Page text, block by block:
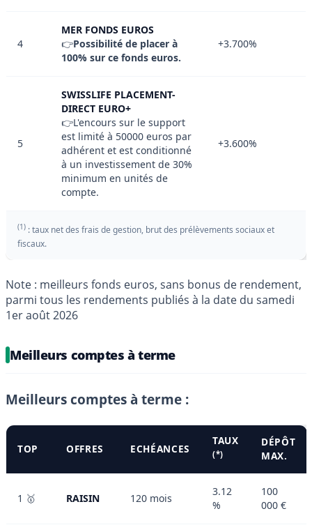
4
MER FONDS EUROS
👉Possibilité de placer à
100% sur ce fonds euros.
+3.700%
5
SWISSLIFE PLACEMENT-
DIRECT EURO+
👉L'encours sur le support
est limité à 50000 euros par
adhérent et est conditionné
à un investissement de 30%
minimum en unités de
compte.
+3.600%
(1) : taux net des frais de gestion, brut des prélèvements sociaux et
fiscaux.
Note : meilleurs fonds euros, sans bonus de rendement,
parmi tous les rendements publiés à la date du samedi
1er août 2026
Meilleurs comptes à terme
Meilleurs comptes à terme :
TOP OFFRES ECHÉANCES
TAUX
(*)
DÉPÔT
MAX.
1 🥇 RAISIN 120 mois
3.12
%
100
000 €